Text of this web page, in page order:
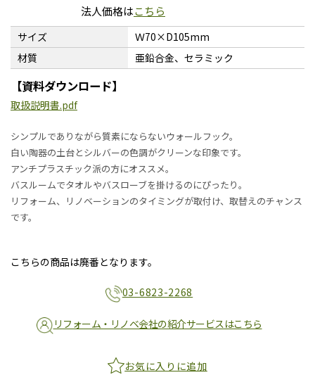
法人価格はこちら
サイズ
Ｗ70×D105mm
材質
亜鉛合金、セラミック
【資料ダウンロード】
取扱説明書.pdf
シンプルでありながら質素にならないウォールフック。
白い陶器の土台とシルバーの色調がクリーンな印象です。
アンチプラスチック派の方にオススメ。
バスルームでタオルやバスローブを掛けるのにぴったり。
リフォーム、リノベーションのタイミングが取付け、取替えのチャンス
です。
こちらの商品は廃番となります。
03-6823-2268
リフォーム・リノベ会社の紹介サービスはこちら
お気に入りに追加